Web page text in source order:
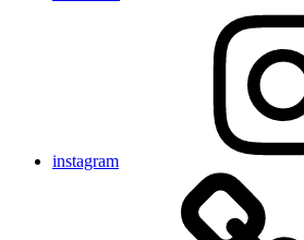
instagram